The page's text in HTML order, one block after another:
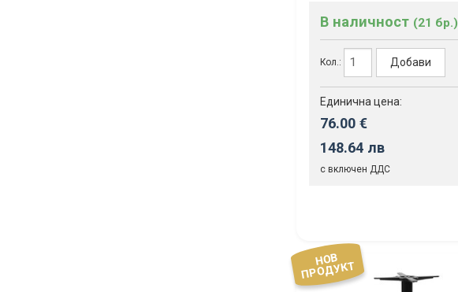
В наличност (21 бр.)
Кол.: Добави
Единична цена:
76.00 €
148.64 лв
с включен ДДС
НОВ
ПРОДУКТ